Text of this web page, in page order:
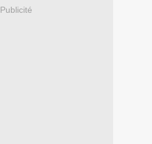
Publicité